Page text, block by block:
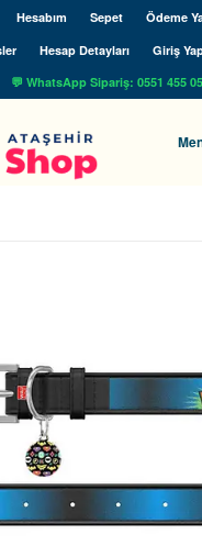
Hesabım Sepet Ödeme
Hesap Detayları Giriş
💬 WhatsApp Sipariş: 0551 455